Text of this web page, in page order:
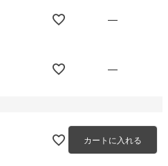
—
—
カートに入れる